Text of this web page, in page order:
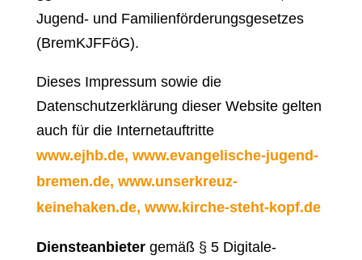
Jugend- und Familienförderungsgesetzes
(BremKJFFöG).
Dieses Impressum sowie die
Datenschutzerklärung dieser Website gelten
auch für die Internetauftritte
www.ejhb.de, www.evangelische-jugend-
bremen.de, www.unserkreuz-
keinehaken.de, www.kirche-steht-kopf.de
Diensteanbieter gemäß § 5 Digitale-